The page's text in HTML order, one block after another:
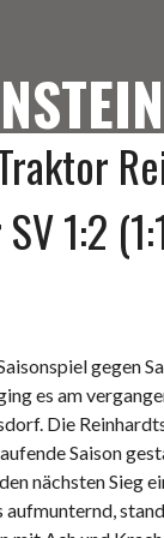
SONSTIGE SPORTARTEN
1:2
gegen
es am
Die
Saison
nächsten Sieg